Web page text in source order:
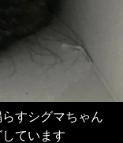
すシグマちゃん
ています